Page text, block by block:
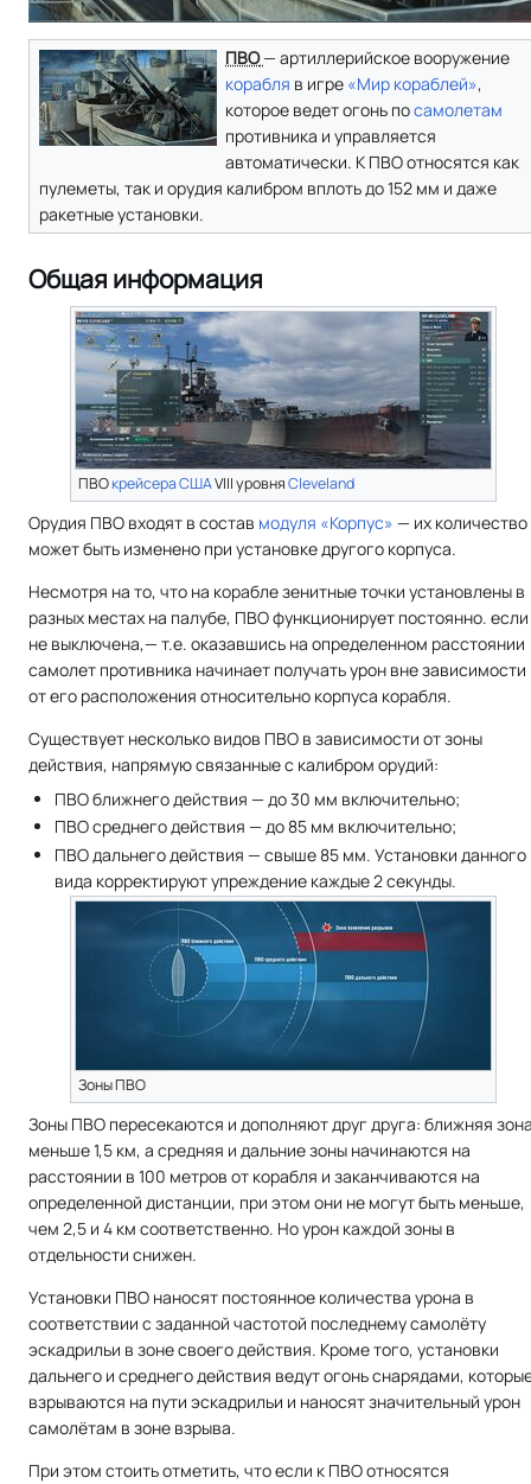
ПВО— артиллерийское вооружение
корабля в игре «Мир кораблей»,
которое ведет огонь посамолетам
противника и управляется
автоматически. К ПВО относятся как
пулеметы, так и орудия калибром вплоть до 152 мм и даже
ракетные установки.
Общая информация
ПВОкрейсераСШАVIII уровняCleveland
Орудия ПВО входят в состав модуля «Корпус» — их количество
может быть изменено при установке другого корпуса.
Несмотря на то, что на корабле зенитные точки установлены в
разных местах на палубе, ПВО функционирует постоянно. если
не выключена,— т.е. оказавшись на определенном расстоянии
самолет противника начинает получать урон вне зависимости
от его расположения относительно корпуса корабля.
Существует несколько видов ПВО в зависимости от зоны
действия, напрямую связанные с калибром орудий:
ПВО ближнего действия — до 30 мм включительно;
ПВО среднего действия — до 85 мм включительно;
ПВО дальнего действия — свыше 85 мм. Установки данного
вида корректируют упреждение каждые 2 секунды.
Зоны ПВО
Зоны ПВО пересекаются и дополняют друг друга: ближняя
меньше 1,5 км, а средняя и дальние зоны начинаются на
расстоянии в 100 метров от корабля и заканчиваются на
определенной дистанции, при этом они не могут быть меньше,
чем 2,5 и 4 км соответственно. Но урон каждой зоны в
отдельности снижен.
Установки ПВО наносят постоянное количества урона в
соответствии с заданной частотой последнему самолёту
эскадрильи в зоне своего действия. Кроме того, установки
дальнего и среднего действия ведут огонь снарядами,
взрываются на пути эскадрильи и наносят значительный урон
самолётам в зоне взрыва.
При этом стоить отметить, что если к ПВО относятся